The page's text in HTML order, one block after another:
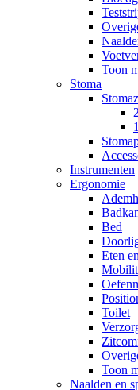
Toon
Stoma
Instrumenten
Ergonomie
Bed
Eten
Toilet
Toon
Naalden en